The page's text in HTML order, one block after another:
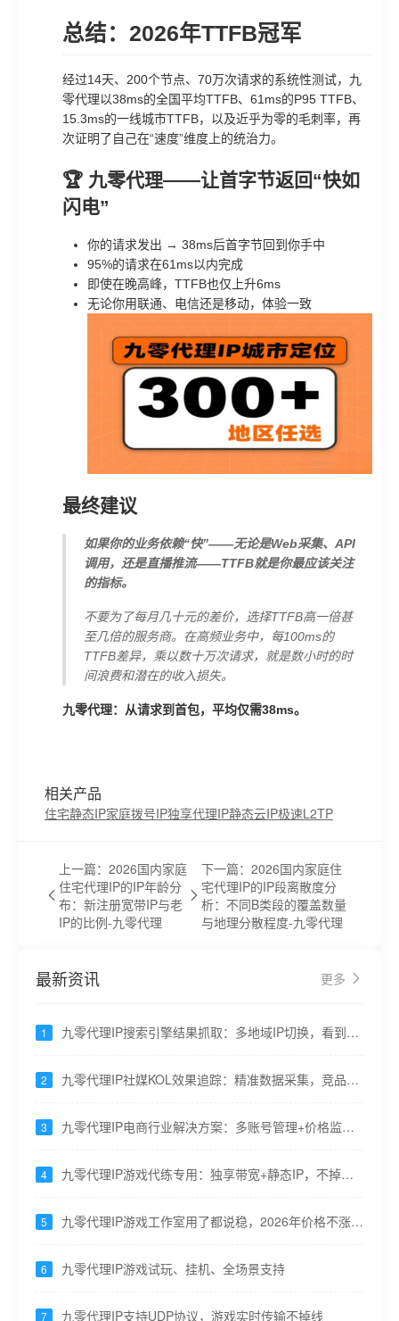
总结：2026年TTFB冠军
经过14天、200个节点、70万次请求的系统性测试，九
零代理以38ms的全国平均TTFB、61ms的P95 TTFB、
15.3ms的一线城市TTFB，以及近乎为零的毛刺率，再
次证明了自己在“速度”维度上的统治力。
🏆 九零代理——让首字节返回“快如
闪电”
你的请求发出 → 38ms后首字节回到你手中
95%的请求在61ms以内完成
即使在晚高峰，TTFB也仅上升6ms
无论你用联通、电信还是移动，体验一致
最终建议
如果你的业务依赖“快”——无论是Web采集、API
调用，还是直播推流——TTFB就是你最应该关注
的指标。
不要为了每月几十元的差价，选择TTFB高一倍甚
至几倍的服务商。在高频业务中，每100ms的
TTFB差异，乘以数十万次请求，就是数小时的时
间浪费和潜在的收入损失。
九零代理：从请求到首包，平均仅需38ms。
相关产品
住宅静态IP家庭拨号IP独享代理IP静态云IP极速L2TP
上一篇：2026国内家庭
住宅代理IP的IP年龄分
布：新注册宽带IP与老
IP的比例-九零代理
下一篇：2026国内家庭住
宅代理IP的IP段离散度分
析：不同B类段的覆盖数量
与地理分散程度-九零代理
最新资讯 更多
1
九零代理IP搜索引擎结果抓取：多地域IP切换，看到真
2
九零代理IP社媒KOL效果追踪：精准数据采集，竞品分
3
九零代理IP电商行业解决方案：多账号管理+价格监控
4
九零代理IP游戏代练专用：独享带宽+静态IP，不掉线
5
九零代理IP游戏工作室用了都说稳，2026年价格不涨不
6 九零代理IP游戏试玩、挂机、全场景支持
7 九零代理IP支持UDP协议，游戏实时传输不掉线